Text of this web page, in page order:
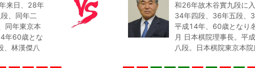
来日、28年
、同年二
同年東京本
年60歳とな
、林漢傑八
和26年故木谷實九段に
34年四段、36年五段、
平成14年、60歳となり
月 日本棋院理事長。平
八段。日本棋院東京本院